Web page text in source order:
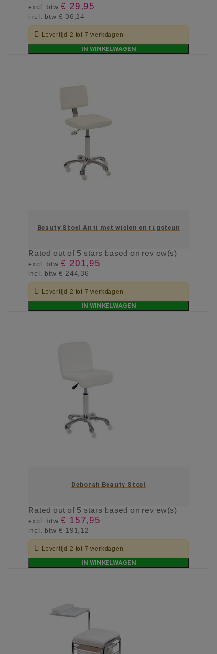
excl. btw€ 29,95
incl. btw€ 36,24
 Levertijd 2 tot 7 werkdagen
IN WINKELWAGEN
Beauty Stoel Anni met wielen en rugsteun
Ratedout of 5 stars based on review(s)
excl. btw€ 201,95
incl. btw€ 244,36
 Levertijd 2 tot 7 werkdagen
IN WINKELWAGEN
Deborah Beauty Stoel
Ratedout of 5 stars based on review(s)
excl. btw€ 157,95
incl. btw€ 191,12
 Levertijd 2 tot 7 werkdagen
IN WINKELWAGEN